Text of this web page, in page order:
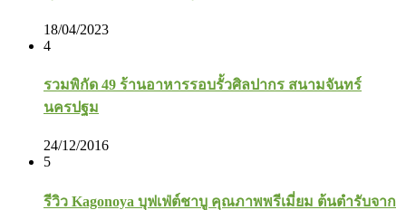
18/04/2023
4
รวมพิกัด 49 ร้านอาหารรอบรั้วศิลปากร สนามจันทร์
นครปฐม
24/12/2016
5
รีวิว Kagonoya บุฟเฟ่ต์ชาบู คุณภาพพรีเมี่ยม ต้นตำรับจาก